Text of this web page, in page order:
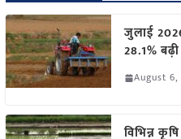
जुलाई
28.1% बढ़ी
August
विभिन्न